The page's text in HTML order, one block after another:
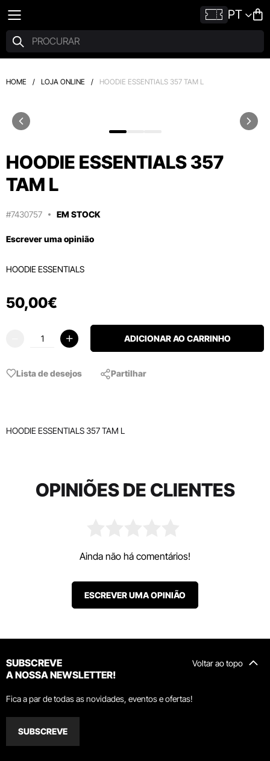
PT
HOME / LOJA ONLINE / HOODIE ESSENTIALS 357 TAM L
HOODIE ESSENTIALS 357
TAM L
#7430757 EM STOCK
Escrever uma opinião
HOODIE ESSENTIALS
50,00€
ADICIONAR AO CARRINHO
Lista de desejos Partilhar
HOODIE ESSENTIALS 357 TAM L
OPINIÕES DE CLIENTES
Ainda não há comentários!
ESCREVER UMA OPINIÃO
Voltar ao topo
SUBSCREVE
A NOSSA NEWSLETTER!
Fica a par de todas as novidades, eventos e ofertas!
SUBSCREVE